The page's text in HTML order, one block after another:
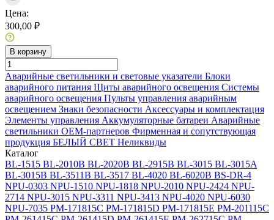
Цена:
300,00 ₽
В корзину
Аварийные светильники и световые указатели Блоки
аварийного питания Щиты аварийного освещения Системы
аварийного освещения Пульты управления аварийным
освещением Знаки безопасности Аксессуары и комплектация
Элементы управления Аккумуляторные батареи Аварийные
светильники ОЕМ-партнеров Фирменная и сопутствующая
продукция БЕЛЫЙ СВЕТ Неликвиды
Каталог
BL-1515 BL-2010B BL-2020B BL-2915B BL-3015 BL-3015A
BL-3015B BL-3511B BL-3517 BL-4020 BL-6020B BS-DR-4
NPU-0303 NPU-1510 NPU-1818 NPU-2010 NPU-2424 NPU-
2714 NPU-3015 NPU-3311 NPU-3413 NPU-4020 NPU-6030
NPU-7035 PM-171815C PM-171815D PM-171815E PM-201115C